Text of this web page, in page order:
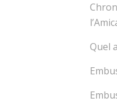
Quel